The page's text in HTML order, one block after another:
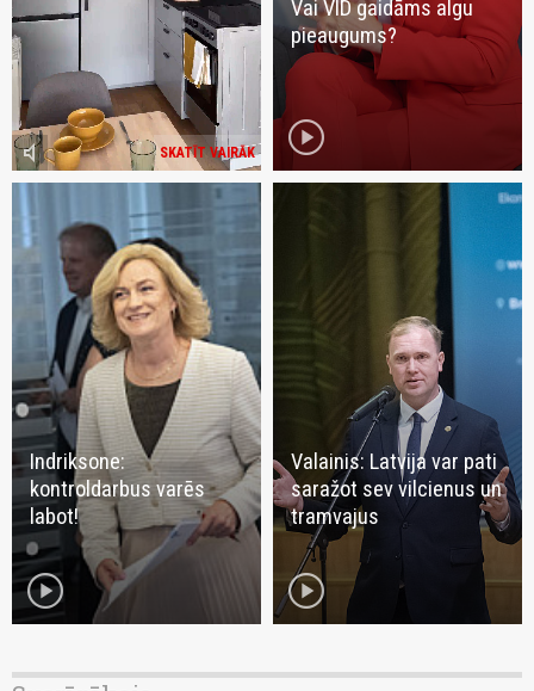
SKATĪT VAIRĀK
volume_mute
Vai VID gaidāms algu
pieaugums?
play_circle
Indriksone:
kontroldarbus varēs
labot!
play_circle
Valainis: Latvija var pati
saražot sev vilcienus un
tramvajus
play_circle